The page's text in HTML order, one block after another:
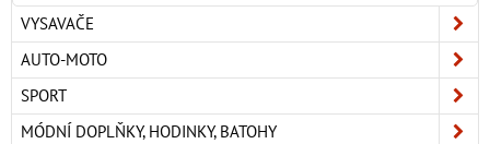
VYSAVAČE
AUTO-MOTO
SPORT
MÓDNÍ DOPLŇKY, HODINKY, BATOHY